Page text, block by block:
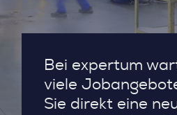
Bei expertum
viele
Sie direkt eine